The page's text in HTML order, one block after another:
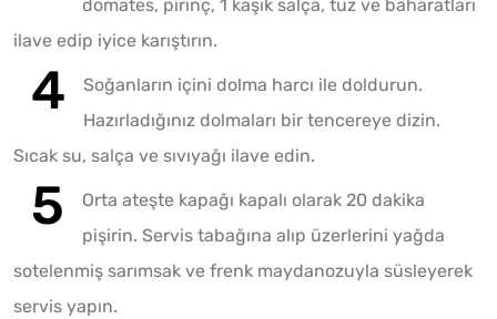
domates, pirinç, 1 kaşık salça, tuz ve baharatları
ilave edip iyice karıştırın.
Soğanların içini dolma harcı ile doldurun.
Hazırladığınız dolmaları bir tencereye dizin.
Sıcak su, salça ve sıvıyağı ilave edin.
Orta ateşte kapağı kapalı olarak 20 dakika
pişirin. Servis tabağına alıp üzerlerini yağda
sotelenmiş sarımsak ve frenk maydanozuyla süsleyerek
servis yapın.